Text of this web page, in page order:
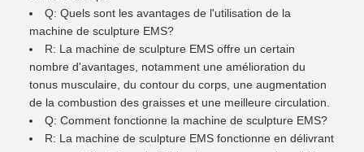
Q: Quels sont les avantages de l'utilisation de la
machine de sculpture EMS?
R: La machine de sculpture EMS offre un certain
nombre d'avantages, notamment une amélioration du
tonus musculaire, du contour du corps, une augmentation
de la combustion des graisses et une meilleure circulation.
Q: Comment fonctionne la machine de sculpture EMS?
R: La machine de sculpture EMS fonctionne en délivrant